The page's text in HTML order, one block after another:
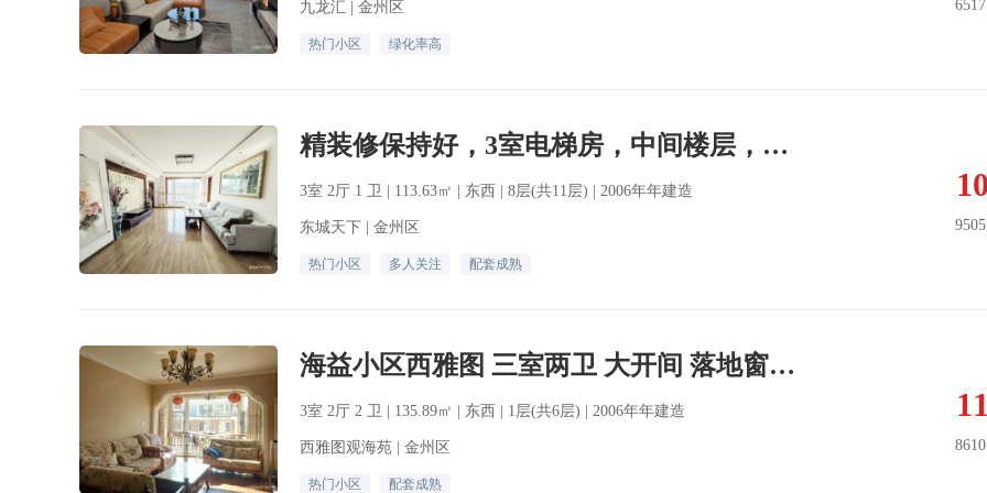
九龙汇 | 金州区
热门小区 绿化率高
精装修保持好，3室电梯房，中间楼层，南客厅落地窗，卫生间有窗
3室 2厅 1 卫 | 113.63㎡ | 东西 | 8层(共11层) | 2006年年建造
东城天下 | 金州区
热门小区 多人关注 配套成熟
海益小区西雅图 三室两卫 大开间 落地窗 全明户型 价钱可议
3室 2厅 2 卫 | 135.89㎡ | 东西 | 1层(共6层) | 2006年年建造
西雅图观海苑 | 金州区
热门小区 配套成熟